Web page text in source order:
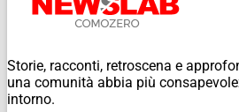
Storie, racconti, retroscena e
una comunità abbia più
intorno.